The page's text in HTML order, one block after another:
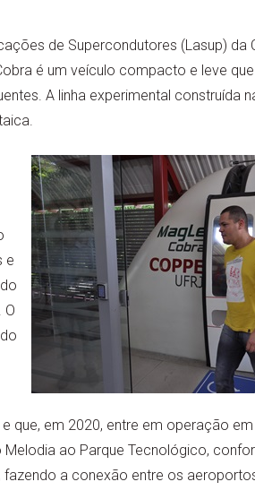
de Supercondutores (Lasup) da
é um veículo compacto e leve
A linha experimental construída
e
O
em 2020, entre em operação em
Melodia ao Parque Tecnológico,
fazendo a conexão entre os